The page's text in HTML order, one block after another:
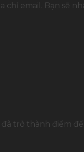
email. Bạn sẽ
trở thành điểm